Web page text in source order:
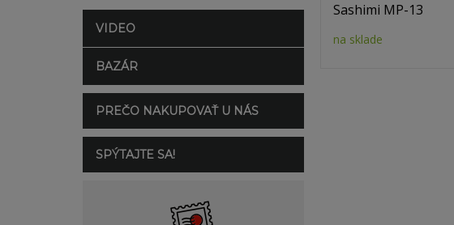
VIDEO
BAZÁR
PREČO NAKUPOVAŤ U NÁS
SPÝTAJTE SA!
Sashimi MP-13
na sklade